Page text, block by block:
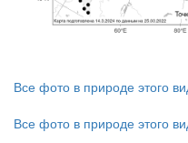
Все фото в природе этого
Все фото в природе этого